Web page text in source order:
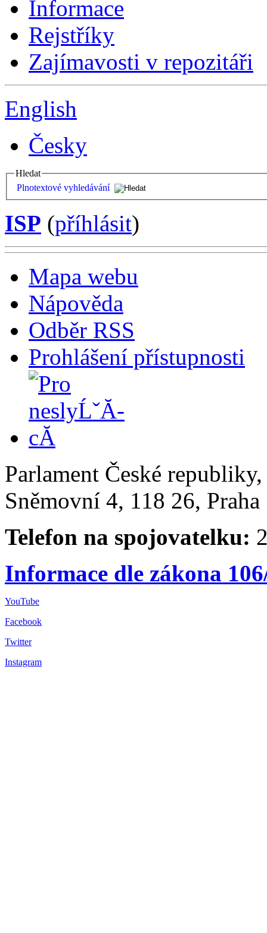
Informace
Rejstříky
Zajímavosti v repozitáři
English
Česky
Hledat
Plnotextové vyhledávání
ISP (příhlásit)
Mapa webu
Nápověda
Odběr RSS
Prohlášení přístupnosti
Parlament České
Sněmovní 4, 118 26,
Telefon na spojovatelku:
Informace dle zákona
YouTube
Facebook
Twitter
Instagram